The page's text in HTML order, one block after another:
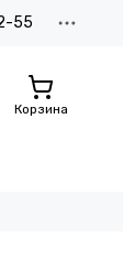
55
Корзина